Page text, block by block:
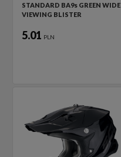
STANDARD BA9s GREEN WIDE
VIEWING BLISTER
5.01 PLN